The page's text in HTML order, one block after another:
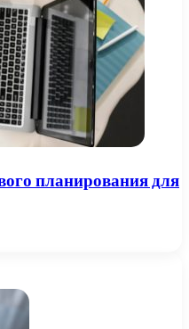
планирования для